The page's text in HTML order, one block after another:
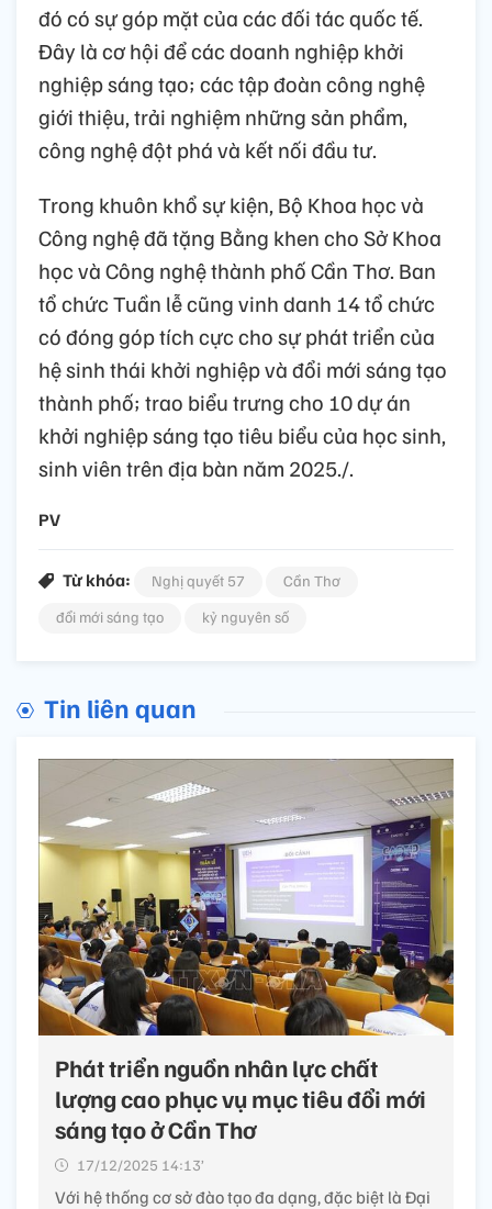
đó có sự góp mặt của các đối tác quốc tế.
Đây là cơ hội để các doanh nghiệp khởi
nghiệp sáng tạo; các tập đoàn công nghệ
giới thiệu, trải nghiệm những sản phẩm,
công nghệ đột phá và kết nối đầu tư.
Trong khuôn khổ sự kiện, Bộ Khoa học và
Công nghệ đã tặng Bằng khen cho Sở Khoa
học và Công nghệ thành phố Cần Thơ. Ban
tổ chức Tuần lễ cũng vinh danh 14 tổ chức
có đóng góp tích cực cho sự phát triển của
hệ sinh thái khởi nghiệp và đổi mới sáng tạo
thành phố; trao biểu trưng cho 10 dự án
khởi nghiệp sáng tạo tiêu biểu của học sinh,
sinh viên trên địa bàn năm 2025./.
PV
Từ khóa: Nghị quyết 57
Cần Thơ
đổi mới sáng tạo
kỷ nguyên số
Tin liên quan
Phát triển nguồn nhân lực chất
lượng cao phục vụ mục tiêu đổi mới
sáng tạo ở Cần Thơ
17/12/2025 14:13’
Với hệ thống cơ sở đào tạo đa dạng, đặc biệt là Đại